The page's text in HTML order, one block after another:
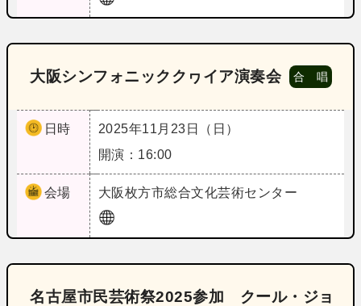
大阪シンフォニッククヮイア演奏会 合 唱
日時
2025年11月23日（日）
開演：16:00
会場 大阪枚方市総合文化芸術センター
名古屋市民芸術祭2025参加 クール・ジョ